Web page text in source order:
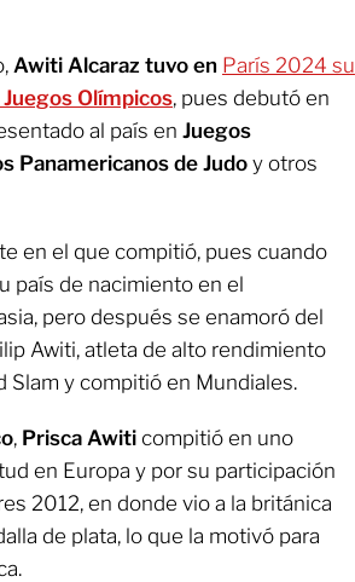
Awiti Alcaraz tuvo en París 2024 su
Juegos Olímpicos, pues debutó en
al país en Juegos
Panamericanos de Judoy otros
en el que compitió, pues cuando
país de nacimiento en el
pero después se enamoró del
Awiti, atleta de alto rendimiento
Slam y compitió en Mundiales.
, Prisca Awiti compitió en uno
en Europa y por su participación
2012, en donde vio a la británica
de plata, lo que la motivó para